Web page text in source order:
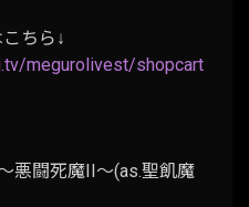
ちら↓
megurolivest/shopcart
悪闘死魔II〜(as.聖飢魔